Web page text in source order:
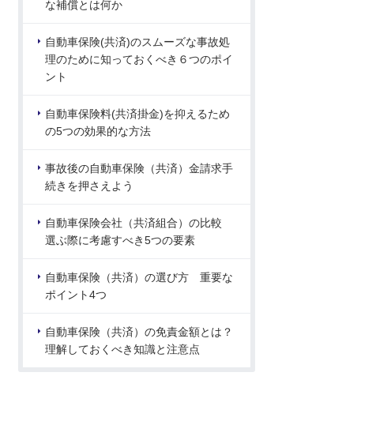
な補償とは何か
自動車保険(共済)のスムーズな事故処
理のために知っておくべき６つのポイ
ント
自動車保険料(共済掛金)を抑えるため
の5つの効果的な方法
事故後の自動車保険（共済）金請求手
続きを押さえよう
自動車保険会社（共済組合）の比較
選ぶ際に考慮すべき5つの要素
自動車保険（共済）の選び方 重要な
ポイント4つ
自動車保険（共済）の免責金額とは？
理解しておくべき知識と注意点